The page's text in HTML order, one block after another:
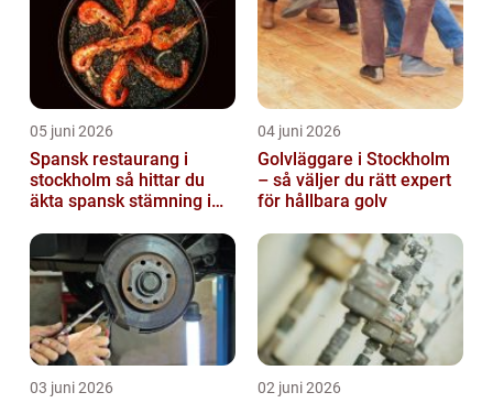
05 juni 2026
Spansk restaurang i
stockholm så hittar du
äkta spansk stämning i
04 juni 2026
Golvläggare i Stockholm
– så väljer du rätt expert
för hållbara golv
03 juni 2026 02 juni 2026